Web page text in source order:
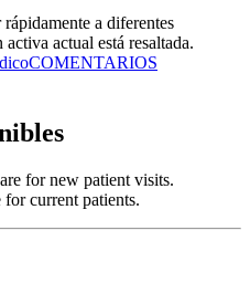
a diferentes
actual está resaltada.
COMENTARIOS
for new patient visits.
current patients.